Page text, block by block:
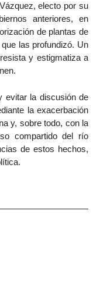
electo por su
anteriores, en
de plantas de
las profundizó. Un
y estigmatiza a
evitar la discusión de
la exacerbación
y, sobre todo, con la
compartido del río
de estos hechos,